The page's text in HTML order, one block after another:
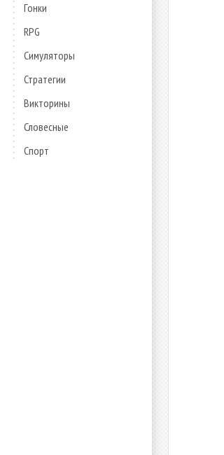
Гонки
RPG
Симуляторы
Стратегии
Викторины
Словесные
Спорт